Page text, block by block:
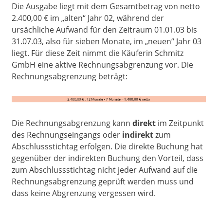
Die Ausgabe liegt mit dem Gesamtbetrag von netto
2.400,00 € im „alten“ Jahr 02, während der
ursächliche Aufwand für den Zeitraum 01.01.03 bis
31.07.03, also für sieben Monate, im „neuen“ Jahr 03
liegt. Für diese Zeit nimmt die Käuferin Schmitz
GmbH eine aktive Rechnungsabgrenzung vor. Die
Rechnungsabgrenzung beträgt:
Die Rechnungsabgrenzung kann direkt im Zeitpunkt
des Rechnungseingangs oder indirektzum
Abschlussstichtag erfolgen. Die direkte Buchung hat
gegenüber der indirekten Buchung den Vorteil, dass
zum Abschlussstichtag nicht jeder Aufwand auf die
Rechnungsabgrenzung geprüft werden muss und
dass keine Abgrenzung vergessen wird.